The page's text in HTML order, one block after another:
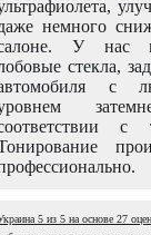
немного
У нас
стекла,
с
с
5 из 5 на основе 27